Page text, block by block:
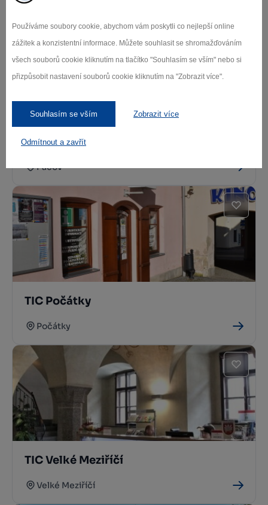
Používáme soubory cookie, abychom vám poskytli co nejlepší online
zážitek a konzistentní informace. Můžete souhlasit se shromažďováním
všech souborů cookie kliknutím na tlačítko "Souhlasím se vším" nebo si
přizpůsobit nastavení souborů cookie kliknutím na "Zobrazit více".
Souhlasím se vším Zobrazit více
Odmítnout a zavřít
TIC Pacov
Pacov
TIC Počátky
Počátky
TIC Velké Meziříčí
Velké Meziříčí